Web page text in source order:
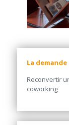
La
Reconvertir
coworking